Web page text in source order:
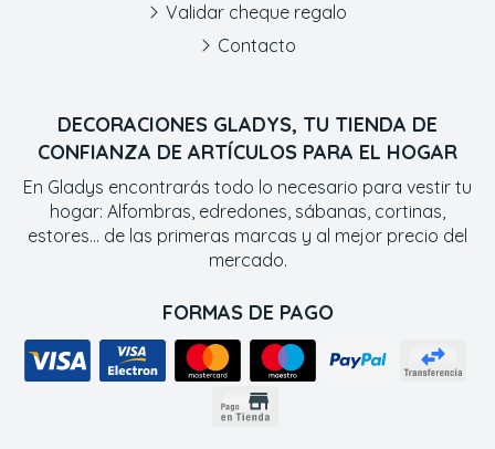
DECORACIONES GLADYS, TU TIENDA DE
CONFIANZA DE ARTÍCULOS PARA EL HOGAR
En Gladys encontrarás todo lo necesario para vestir tu
hogar: Alfombras, edredones, sábanas, cortinas,
estores... de las primeras marcas y al mejor precio del
mercado.
FORMAS DE PAGO
Validar cheque regalo
Contacto